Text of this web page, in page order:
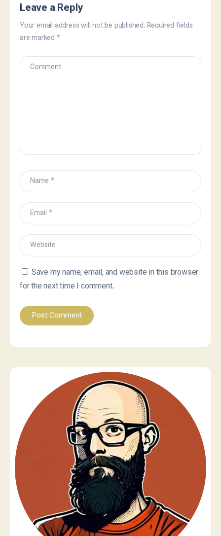
Leave a Reply
Your email address will not be published. Required fields
are marked *
Save my name, email, and website in this browser
for the next time I comment.